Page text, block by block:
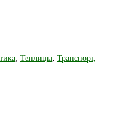
, Теплицы, Транспорт,